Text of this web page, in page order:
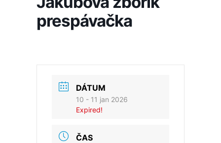
prespávačka
DÁTUM
10 - 11 jan 2026
Expired!
ČAS